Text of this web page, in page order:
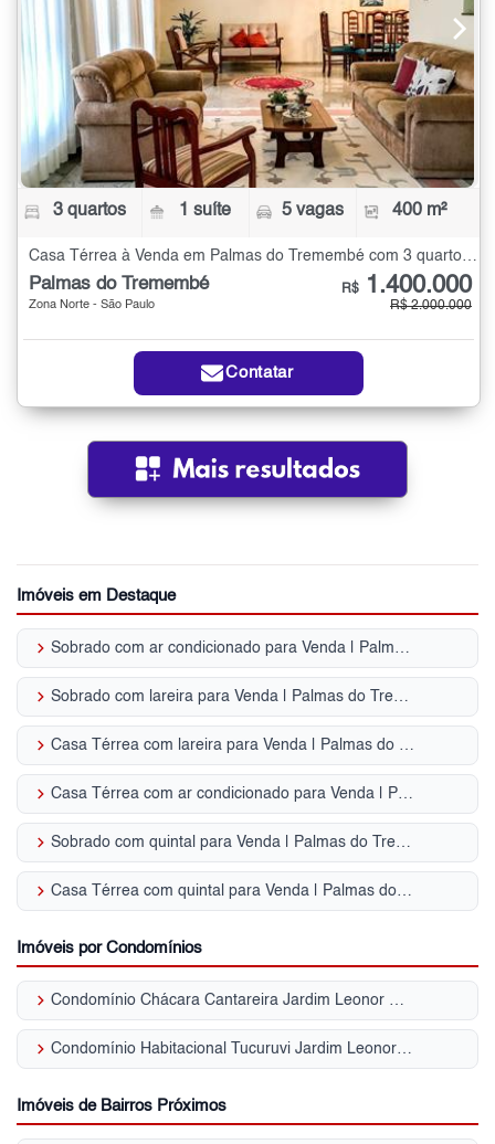
3 quartos 1 suíte 5 vagas 400 m²
Palmas do Tremembé
Zona Norte - São Paulo
R$ 1.400.000
R$ 2.000.000
Contatar
Imóveis em Destaque
keyboard_arrow_right Sobrado com ar condicionado para Venda | Palmas do Tremembé
keyboard_arrow_right Sobrado com lareira para Venda | Palmas do Tremembé
keyboard_arrow_right Casa Térrea com lareira para Venda | Palmas do Tremembé
keyboard_arrow_right Casa Térrea com ar condicionado para Venda | Palmas do Tremembé
keyboard_arrow_right Sobrado com quintal para Venda | Palmas do Tremembé
keyboard_arrow_right Casa Térrea com quintal para Venda | Palmas do Tremembé
Imóveis por Condomínios
keyboard_arrow_right Condomínio Chácara Cantareira Jardim Leonor Mendes de Barros
keyboard_arrow_right Condomínio Habitacional Tucuruvi Jardim Leonor Mendes de Barros
Imóveis de Bairros Próximos